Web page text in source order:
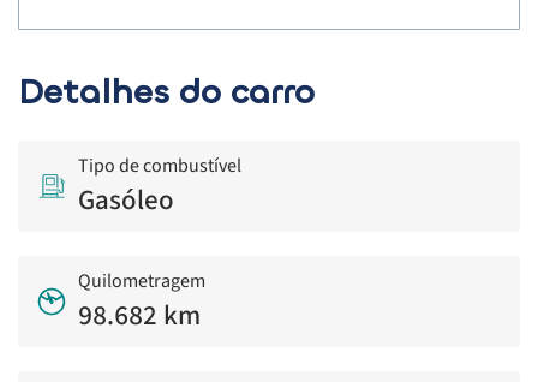
Detalhes do carro
Tipo de combustível
Gasóleo
Quilometragem
98.682 km